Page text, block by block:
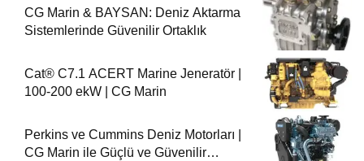
CG Marin & BAYSAN: Deniz Aktarma
Sistemlerinde Güvenilir Ortaklık
Cat® C7.1 ACERT Marine Jeneratör |
100-200 ekW | CG Marin
Perkins ve Cummins Deniz Motorları |
CG Marin ile Güçlü ve Güvenilir